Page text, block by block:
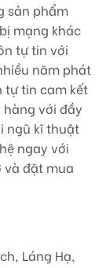
sản phẩm
mạng khác
tự tin với
năm phát
tự tin cam kết
với đầy
ngũ kĩ thuật
ngay với
và đặt mua
Láng Hạ,